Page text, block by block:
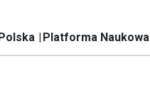
Platforma Naukowa